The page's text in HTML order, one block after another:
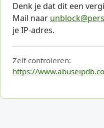
Denk je dat dit een
Mail naar
je IP-adres.
Zelf controleren:
https://